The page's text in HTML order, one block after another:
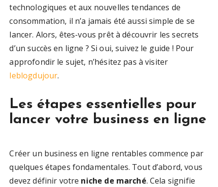
technologiques et aux nouvelles tendances de
consommation, il n’a jamais été aussi simple de se
lancer. Alors, êtes-vous prêt à découvrir les secrets
d’un succès en ligne ? Si oui, suivez le guide ! Pour
approfondir le sujet, n’hésitez pas à visiter
leblogdujour.
Les étapes essentielles pour
lancer votre business en ligne
Créer un business en ligne rentables commence par
quelques étapes fondamentales. Tout d’abord, vous
devez définir votre niche de marché. Cela signifie